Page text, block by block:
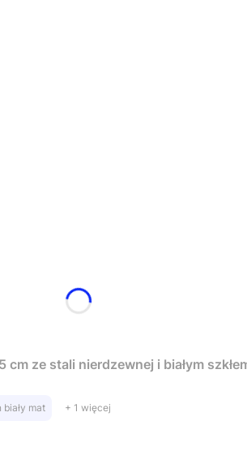
ze stali nierdzewnej i białym
biały mat + 1 więcej